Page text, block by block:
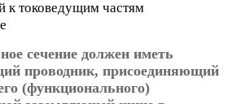
к токоведущим частям
сечение должен иметь
проводник, присоединяющий
(функционального)